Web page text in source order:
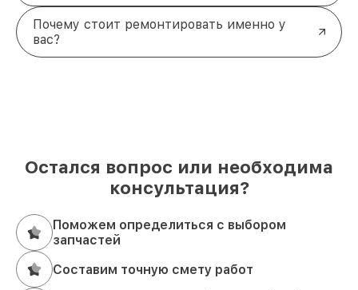
Почему стоит ремонтировать именно у
вас?
Остался вопрос или необходима
консультация?
Поможем определиться с выбором
запчастей
Составим точную смету работ